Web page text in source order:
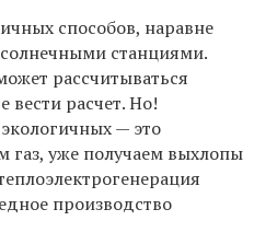
способов, наравне
станциями.
рассчитываться
вести расчет. Но!
— это
уже получаем выхлопы
производство